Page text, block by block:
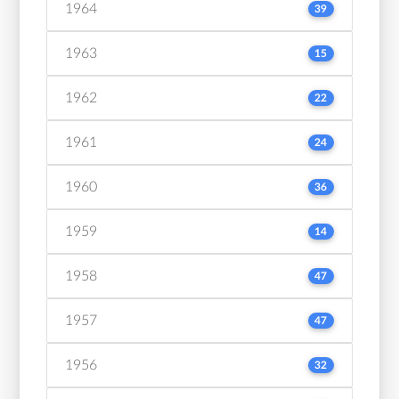
1964 39
1963 15
1962 22
1961 24
1960 36
1959 14
1958 47
1957 47
1956 32